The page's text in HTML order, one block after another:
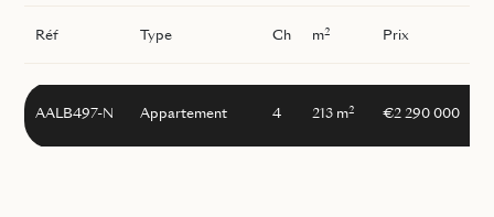
Réf Type Ch m2 Prix
AALB497-N Appartement 4 213 m2 €2 290 000